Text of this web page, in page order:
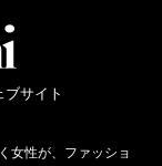
サイト
女性が、ファッショ